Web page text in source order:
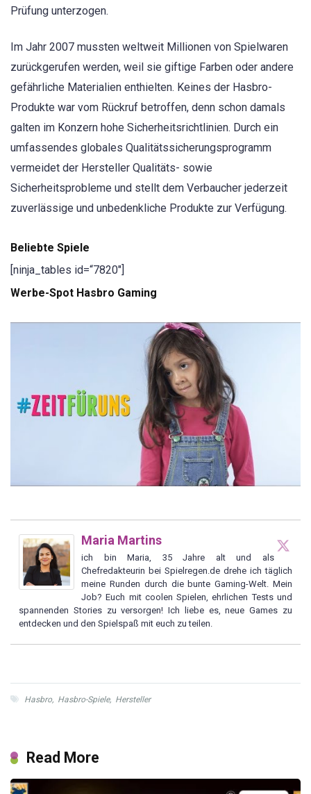
Prüfung unterzogen.
Im Jahr 2007 mussten weltweit Millionen von Spielwaren
zurückgerufen werden, weil sie giftige Farben oder andere
gefährliche Materialien enthielten. Keines der Hasbro-
Produkte war vom Rückruf betroffen, denn schon damals
galten im Konzern hohe Sicherheitsrichtlinien. Durch ein
umfassendes globales Qualitätssicherungsprogramm
vermeidet der Hersteller Qualitäts- sowie
Sicherheitsprobleme und stellt dem Verbaucher jederzeit
zuverlässige und unbedenkliche Produkte zur Verfügung.
Beliebte Spiele
[ninja_tables id=“7820″]
Werbe-Spot Hasbro Gaming
Maria Martins
ich bin Maria, 35 Jahre alt und als
Chefredakteurin bei Spielregen.de drehe ich täglich
meine Runden durch die bunte Gaming-Welt. Mein
Job? Euch mit coolen Spielen, ehrlichen Tests und
spannenden Stories zu versorgen! Ich liebe es, neue Games zu
entdecken und den Spielspaß mit euch zu teilen.
Hasbro, Hasbro-Spiele, Hersteller
Read More